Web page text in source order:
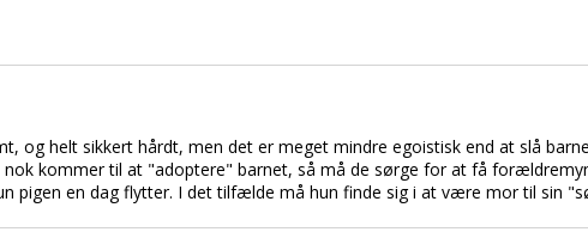
og helt sikkert hårdt, men det er meget mindre egoistisk end at slå
kommer til at "adoptere" barnet, så må de sørge for at få
pigen en dag flytter. I det tilfælde må hun finde sig i at være mor til sin